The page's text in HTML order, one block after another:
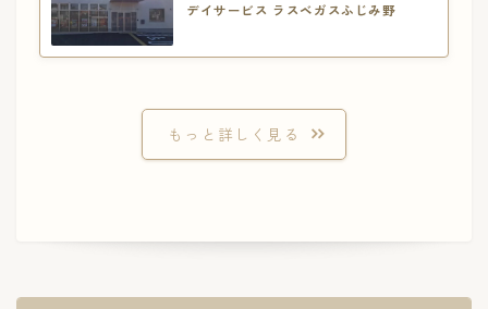
デイサービス ラスベガスふじみ野
もっと詳しく見る